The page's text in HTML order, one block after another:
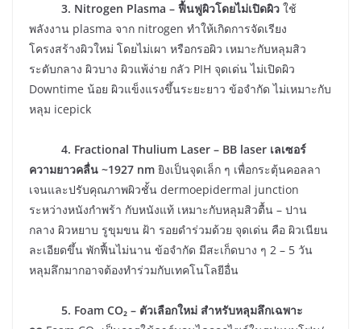
3. Nitrogen Plasma – ฟื้นฟูผิวโดยไม่เปิดผิว ใช้
พลังงาน plasma จาก nitrogen ทำให้เกิดการจัดเรียง
โครงสร้างผิวใหม่ โดยไม่เผา หรือกรอผิว เหมาะกับหลุมสิว
ระดับกลาง ผิวบาง ผิวแพ้ง่าย กลัว PIH จุดเด่น ไม่เปิดผิว
Downtime น้อย ผิวแข็งแรงขึ้นระยะยาว ข้อจำกัด ไม่เหมาะกับ
หลุม icepick
4. Fractional Thulium Laser – BB laser เลเซอร์
ความยาวคลื่น ~1927 nm ยิงเป็นจุดเล็ก ๆ เพื่อกระตุ้นคอลลา
เจนและปรับคุณภาพผิวชั้น dermoepidermal junction
ระหว่างหนังกำพร้า กับหนังแท้ เหมาะกับหลุมสิวตื้น – ปาน
กลาง ผิวหยาบ รูขุมขน ฝ้า รอยดำร่วมด้วย จุดเด่น คือ ผิวเนียน
ละเอียดขึ้น พักฟื้นไม่นาน ข้อจำกัด มีสะเก็ดบาง ๆ 2 – 5 วัน
หลุมลึกมากอาจต้องทำร่วมกับเทคโนโลยีอื่น
5. Foam CO₂ – ตัวเลือกใหม่ สำหรับหลุมลึกเฉพาะ